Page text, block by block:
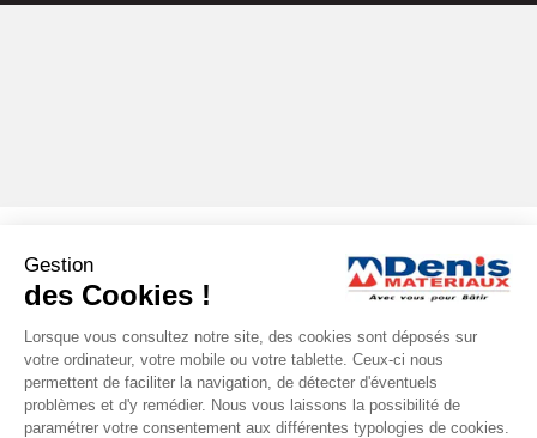
Gestion
des Cookies !
Lorsque vous consultez notre site, des cookies sont déposés sur
votre ordinateur, votre mobile ou votre tablette. Ceux-ci nous
permettent de faciliter la navigation, de détecter d'éventuels
problèmes et d'y remédier. Nous vous laissons la possibilité de
paramétrer votre consentement aux différentes typologies de cookies.